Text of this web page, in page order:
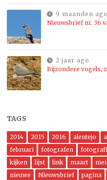
9 maanden ago
Nieuwsbrief nr. 36
2 jaar ago
Bijzondere vogels,
TAGS
2014 2015 2016 alentejo
februari
fotografen
kijken
lijst link maart mei
nieuwe
Nieuwsbrief pagina